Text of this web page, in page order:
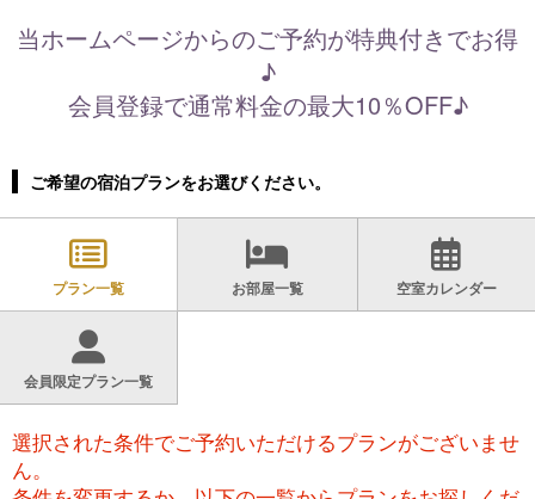
当ホームページからのご予約が特典付きでお得
♪
会員登録で通常料金の最大10％OFF♪
ご希望の宿泊プランをお選びください。
プラン一覧 お部屋一覧 空室カレンダー
会員限定プラン一覧
選択された条件でご予約いただけるプランがございませ
ん。